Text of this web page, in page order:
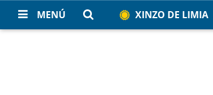
MENÚ XINZO DE LIMIA